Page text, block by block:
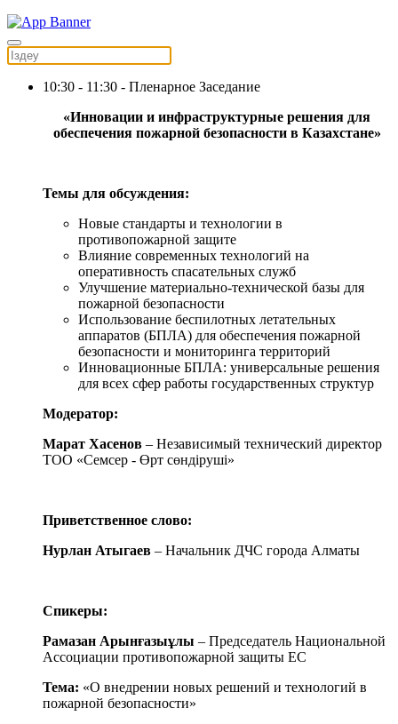
10:30 - 11:30 - Пленарное Заседание
«Инновации и инфраструктурные решения для
обеспечения пожарной безопасности в Казахстане»
Темы для обсуждения:
Новые стандарты и технологии в
противопожарной защите
Влияние современных технологий на
оперативность спасательных служб
Улучшение материально-технической базы для
пожарной безопасности
Использование беспилотных летательных
аппаратов (БПЛА) для обеспечения пожарной
безопасности и мониторинга территорий
Инновационные БПЛА: универсальные решения
для всех сфер работы государственных структур
Модератор:
Марат Хасенов – Независимый технический директор
ТОО «Семсер - Өрт сөндіруші»
Приветственное слово:
Нурлан Атыгаев – Начальник ДЧС города Алматы
Спикеры:
Рамазан Арынғазыұлы – Председатель Национальной
Ассоциации противопожарной защиты ЕС
Тема: «О внедрении новых решений и технологий в
пожарной безопасности»